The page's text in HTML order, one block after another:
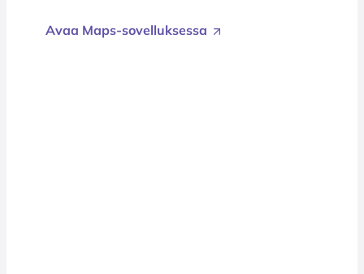
Avaa Maps-sovelluksessa